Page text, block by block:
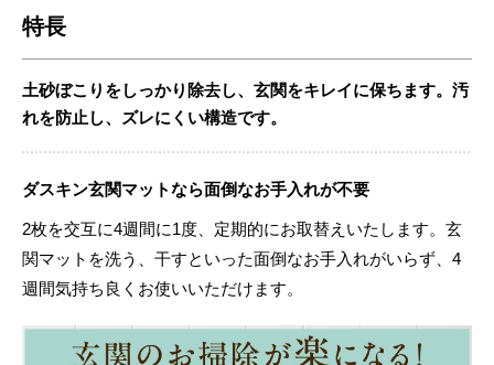
特長
土砂ぼこりをしっかり除去し、玄関をキレイに保ちます。汚
れを防止し、ズレにくい構造です。
ダスキン玄関マットなら面倒なお手入れが不要
2枚を交互に4週間に1度、定期的にお取替えいたします。玄
関マットを洗う、干すといった面倒なお手入れがいらず、4
週間気持ち良くお使いいただけます。